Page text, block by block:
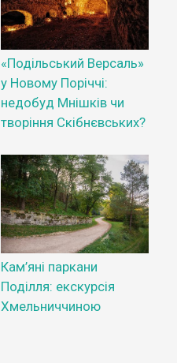
«Подільський Версаль»
у Новому Поріччі:
недобуд Мнішків чи
творіння Скібнєвських?
Кам’яні паркани
Поділля: екскурсія
Хмельниччиною